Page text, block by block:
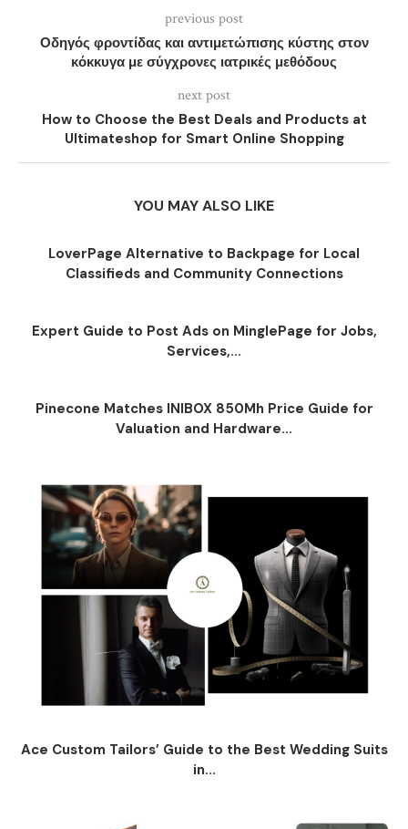
previous post
Οδηγός φροντίδας και αντιμετώπισης κύστης στον
κόκκυγα με σύγχρονες ιατρικές μεθόδους
next post
How to Choose the Best Deals and Products at
Ultimateshop for Smart Online Shopping
YOU MAY ALSO LIKE
LoverPage Alternative to Backpage for Local
Classifieds and Community Connections
Expert Guide to Post Ads on MinglePage for Jobs,
Services,...
Pinecone Matches INIBOX 850Mh Price Guide for
Valuation and Hardware...
Ace Custom Tailors’ Guide to the Best Wedding Suits
in...